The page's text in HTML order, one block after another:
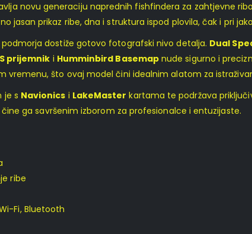
novu generaciju naprednih fishfindera za zahtjevne
jasan prikaz ribe, dna i struktura ispod plovila, čak i pri
podmorja dostiže gotovo fotografski nivo detalja. Dual
prijemnik i Humminbird Basemapnude sigurno i
što ovaj model čini idealnim alatom za
je s Navionics i LakeMaster kartama te podržava
ga savršenim izborom za profesionalce i entuzijaste.
ribe
Fi, Bluetooth